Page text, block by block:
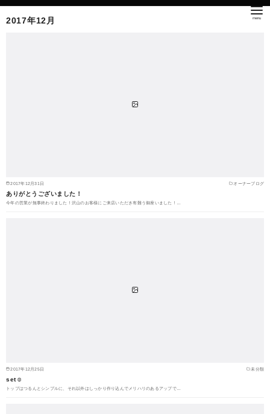
2017年12月
2017年12月31日 オーナーブログ
ありがとうございました！
今年の営業が無事終わりました！沢山のお客様にご来店いただき有難う御座いました！…
2017年12月25日 未分類
set☺︎
トップはつるんとシンプルに、それ以外はしっかり作り込んでメリハリのあるアップで…